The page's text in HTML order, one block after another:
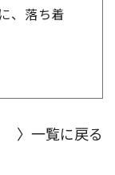
、落ち着
〉一覧に戻る